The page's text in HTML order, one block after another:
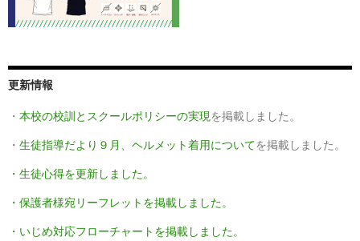
更新情報
・ 本校の校訓とスクールポリシーの実現を掲載しました。
・ 生徒指導だより９月 ヘルメット着用についてを掲載しました。
・生徒心得を更新しました。
・保護者様宛リーフレットを掲載しました。
・いじめ対応フローチャートを掲載しました。